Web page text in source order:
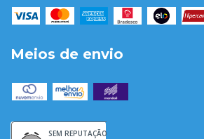
Meios de envio
SEM REPUTAÇÃO